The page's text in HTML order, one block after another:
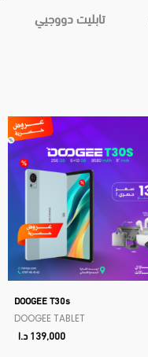
تابليت دووجيي
DOOGEE T30s
DOOGEE TABLET
139,000د.ا